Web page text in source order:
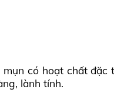
có hoạt chất đặc
lành tính.